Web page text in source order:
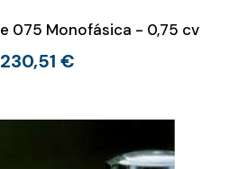
075 Monofásica - 0,75 cv
230,51 €